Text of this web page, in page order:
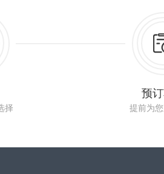
择
预
提前为